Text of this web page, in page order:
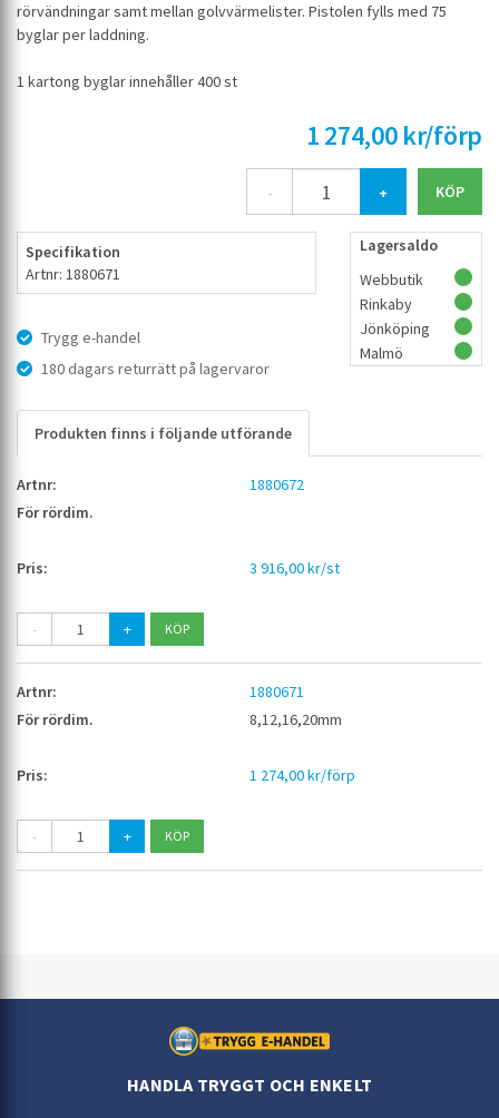
rörvändningar samt mellan golvvärmelister. Pistolen fylls med 75
byglar per laddning.
1 kartong byglar innehåller 400 st
1 274,00 kr/förp
- +
Specifikation
Artnr: 1880671
Trygg e-handel
180 dagars returrätt på lagervaror
Lagersaldo
Webbutik
Rinkaby
Jönköping
Malmö
Produkten finns i följande utförande
1880672
3 916,00 kr/st
- +
1880671
8,12,16,20mm
1 274,00 kr/förp
- +
HANDLA TRYGGT OCH ENKELT